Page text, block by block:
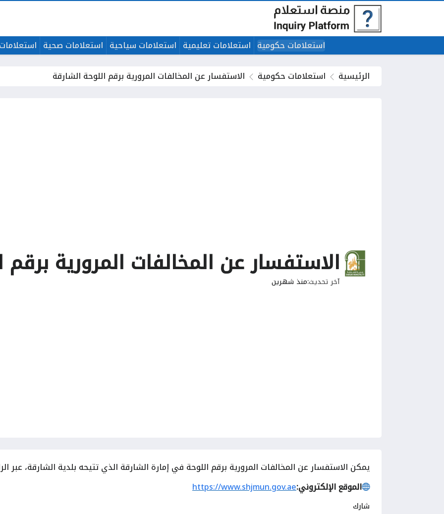
استعلامات حكومية استعلامات تعليمية استعلامات سياحية استعلامات صحية
الرئيسية
استعلامات حكومية الاستفسار عن المخالفات المرورية برقم اللوحة الشارقة
الاستفسار عن المخالفات المرورية برقم
آخر تحديثمنذ شهرين
يمكن الاستفسار عن المخالفات المرورية برقم اللوحة في إمارة الشارقة الذي تتيحه بلدية الشارقة، عبر
الموقع الإلكتروني:https://www.shjmun.gov.ae
شارك